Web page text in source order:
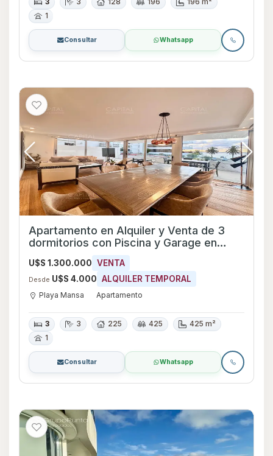
3 3 128 196
196 m²
1
Consultar Whatsapp
Apartamento en Alquiler y Venta de 3
dormitorios con Piscina y Garage en
Playa Mansa, Maldonado
U$S 1.300.000 VENTA
Desde U$S 4.000 ALQUILER TEMPORAL
Playa Mansa Apartamento
3 3 225 425
425 m²
1
Consultar Whatsapp